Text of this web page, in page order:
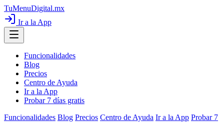
TuMenuDigital.mx
Ir a la App
Funcionalidades
Blog
Precios
Centro de Ayuda
Ir a la App
Probar 7 días gratis
Funcionalidades Blog Precios Centro de Ayuda Ir a la App Probar 7